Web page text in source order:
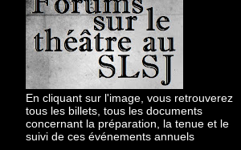
En cliquant sur l'image, vous retrouverez
tous les billets, tous les documents
concernant la préparation, la tenue et le
suivi de ces événements annuels